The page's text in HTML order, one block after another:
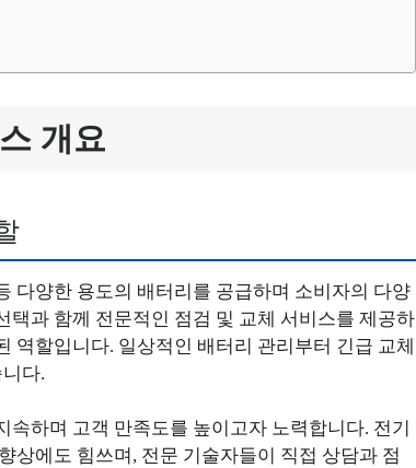
개요
다양한 용도의 배터리를 공급하며 소비자의 다양
택과 함께 전문적인 점검 및 교체 서비스를 제공하
역할입니다. 일상적인 배터리 관리부터 긴급 교체
다.
하며 고객 만족도를 높이고자 노력합니다. 전기
상에도 힘쓰며, 전문 기술자들이 직접 상담과 점